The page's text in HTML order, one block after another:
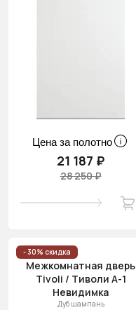
Цена за полотно
21 187 ₽
28 250 ₽
- 30% скидка
Межкомнатная дверь
Tivoli / Тиволи А-1
Невидимка
Дуб шампань